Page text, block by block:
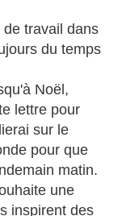
travail dans
du temps
Noël,
lettre pour
sur le
pour que
matin.
une
inspirent des